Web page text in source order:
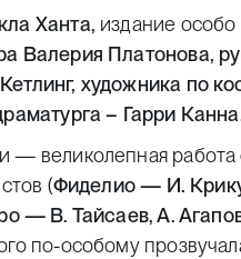
Ханта, издание
Валерия Платонова,
художника по
– Гарри
— великолепная работа
(Фиделио — И.
— В. Тайсаев, А.
по-особому